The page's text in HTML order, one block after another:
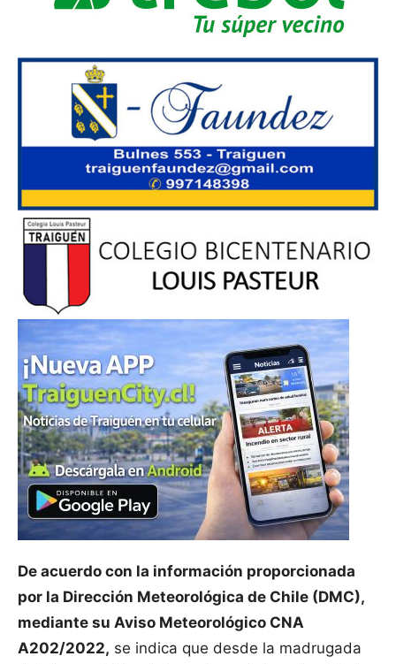
De acuerdo con la información proporcionada
por la Dirección Meteorológica de Chile (DMC),
mediante su Aviso Meteorológico CNA
A202/2022, se indica que desde la madrugada